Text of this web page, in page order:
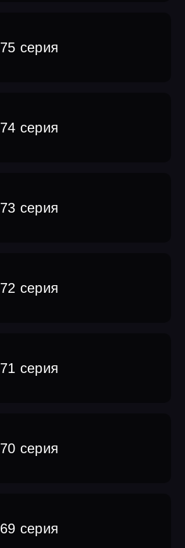
75 серия
74 серия
73 серия
72 серия
71 серия
70 серия
69 серия